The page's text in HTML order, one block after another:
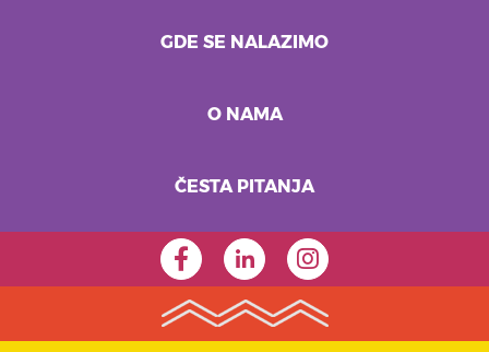
GDE SE NALAZIMO
O NAMA
ČESTA PITANJA